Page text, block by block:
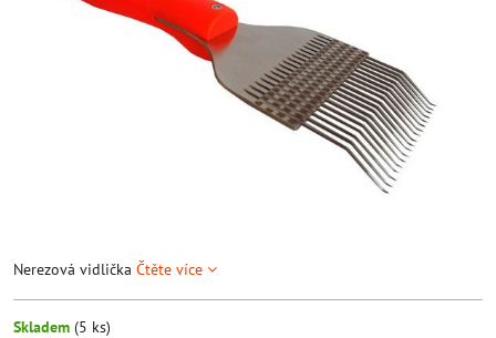
Nerezová vidlička Čtěte více
Skladem (5 ks)